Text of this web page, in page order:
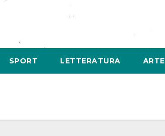
SPORT LETTERATURA ARTE